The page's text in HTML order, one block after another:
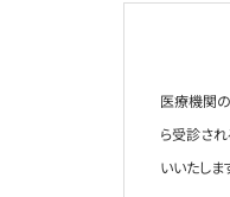
医療機関
ら受診さ
いいたしま